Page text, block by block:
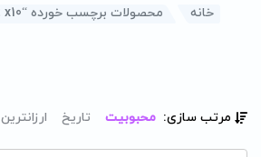
خانه محصولات برچسب خورده “soundcore anker sport x10”
مرتب سازی: محبوبیت تاریخ ارزانترین